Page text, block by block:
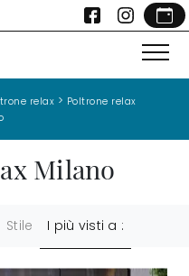
relax > Poltrone relax
Milano
Stile I più visti a :